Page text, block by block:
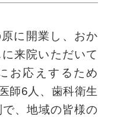
に開業し、おか
来院いただいて
お応えするため
師6人、歯科衛生
、地域の皆様の